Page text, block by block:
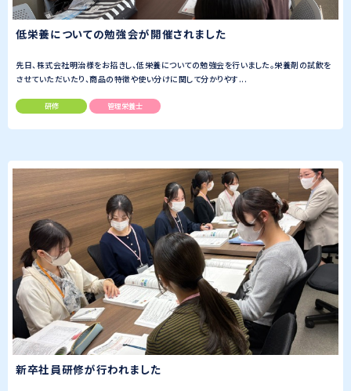
低栄養についての勉強会が開催されました
先日、株式会社明治様をお招きし、低栄養についての勉強会を行いました。栄養剤の試飲を
させていただいたり、商品の特徴や使い分けに関して分かりやす...
研修 管理栄養士
新卒社員研修が行われました